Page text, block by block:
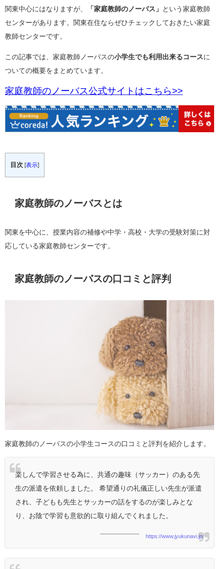
関東中心にはなりますが、 「家庭教師のノーバス」
という家庭教師
センターがあります。関東在住ならぜひチェックしておきたい家庭
教師センターです。
この記事では、家庭教師ノーバスの小学生でも利用出来るコースに
ついての概要をまとめています。
家庭教師のノーバス公式サイトはこちら>>
目次 [表示]
家庭教師のノーバスとは
関東を中心に、授業内容の補修や中学・高校・大学の受験対策に対
応している家庭教師センターです。
家庭教師のノーバスの口コミと評判
家庭教師のノーバスの小学生コースの口コミと評判を紹介します。
楽しんで学習させる為に、共通の趣味（サッカー）のある先
生の派遣を依頼しました。 希望通りの礼儀正しい先生が派遣
され、子どもも先生とサッカーの話をするのが楽しみとな
り、お陰で学習も意欲的に取り組んでくれました。
https://www.jyukunavi.jp/